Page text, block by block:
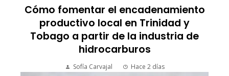
Cómo fomentar el encadenamiento
productivo local en Trinidad y
Tobago a partir de la industria de
hidrocarburos
Sofía Carvajal Hace 2 días